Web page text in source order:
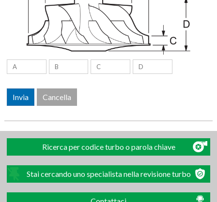
Ricerca per codice turbo o parola chiave
Stai cercando uno specialista nella revisione turbo